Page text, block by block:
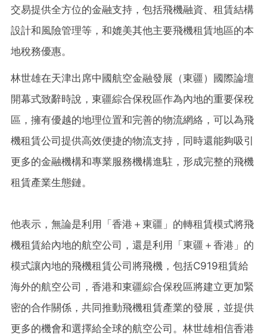
交易提供全方位的金融支持，包括飛機融資、租賃結構
設計和風險管理等，和媲美其他主要飛機租賃地區的本
地稅務優惠。
林世雄在天津出席中國航空金融發展（東疆）國際論壇
開幕式致辭時說，東疆綜合保稅區作為內地的重要保稅
區，擁有優越的地理位置和完善的物流網絡，可以為飛
機租賃公司提供高效便捷的物流支持，同時還能夠吸引
更多的金融機構和專業服務機構進駐，形成完整的飛機
租賃產業生態鏈。
他表示，無論是利用「香港＋東疆」的轉租賃模式將飛
機租賃給內地的航空公司，還是利用「東疆＋香港」的
模式讓內地的飛機租賃公司將飛機，包括C919租賃給
海外的航空公司，香港和東疆綜合保稅區將建立更加緊
密的合作關係，共同推動飛機租賃產業的發展，並提供
更多的機會和選擇給全球的航空公司。林世雄相信香港